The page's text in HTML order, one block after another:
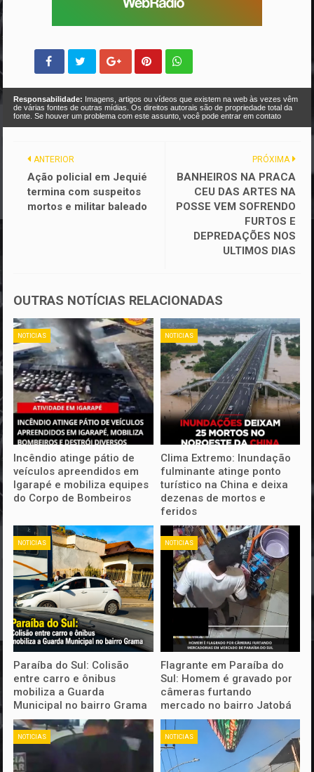
Responsabilidade: Imagens, artigos ou vídeos que existem na web às vezes vêm
de várias fontes de outras mídias. Os direitos autorais são de propriedade total da
fonte. Se houver um problema com este assunto, você pode entrar em contato
PRÓXIMA
BANHEIROS NA PRACA
CEU DAS ARTES NA
POSSE VEM SOFRENDO
FURTOS E
DEPREDAÇÕES NOS
ULTIMOS DIAS
ANTERIOR
Ação policial em Jequié
termina com suspeitos
mortos e militar baleado
OUTRAS NOTÍCIAS RELACIONADAS
NOTICIAS
Incêndio atinge pátio de
veículos apreendidos em
Igarapé e mobiliza equipes
do Corpo de Bombeiros
NOTICIAS
Clima Extremo: Inundação
fulminante atinge ponto
turístico na China e deixa
dezenas de mortos e
feridos
NOTICIAS
Paraíba do Sul: Colisão
entre carro e ônibus
mobiliza a Guarda
Municipal no bairro Grama
NOTICIAS
Flagrante em Paraíba do
Sul: Homem é gravado por
câmeras furtando
mercado no bairro Jatobá
NOTICIAS NOTICIAS